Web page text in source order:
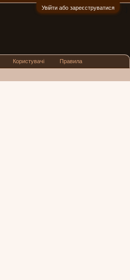
Увійти або зареєструватися
Користувачі Правила